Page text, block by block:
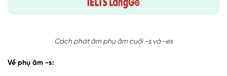
Cách phát âm phụ âm cuối -s và -es
Về phụ âm -s: